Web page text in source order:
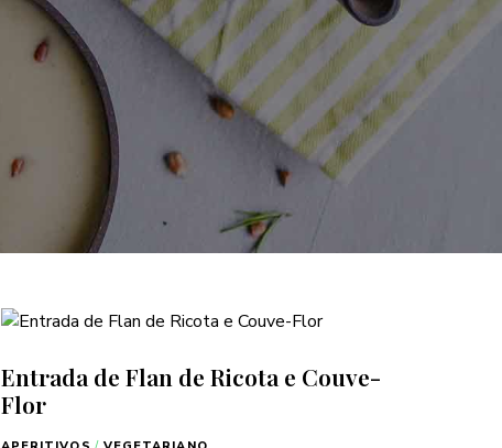
Entrada de Flan de Ricota e Couve-
Flor